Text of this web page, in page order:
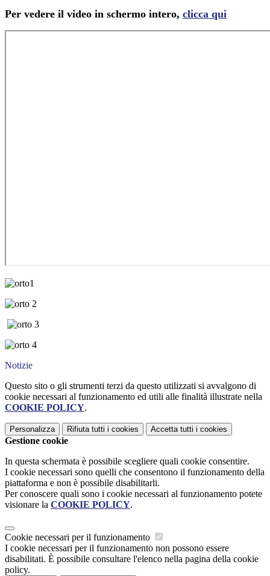
Per vedere il video in schermo intero, clicca qui
Notizie
Questo sito o gli strumenti terzi da questo utilizzati si avvalgono di
cookie necessari al funzionamento ed utili alle finalità illustrate nella
COOKIE POLICY.
Personalizza Rifiuta tutti i cookies Accetta tutti i cookies
Gestione cookie
In questa schermata è possibile scegliere quali cookie consentire.
I cookie necessari sono quelli che consentono il funzionamento della
piattaforma e non è possibile disabilitarli.
Per conoscere quali sono i cookie necessari al funzionamento potete
visionare la COOKIE POLICY.
Cookie necessari per il funzionamento
I cookie necessari per il funzionamento non possono essere
disabilitati. È possibile consultare l'elenco nella pagina della cookie
policy.